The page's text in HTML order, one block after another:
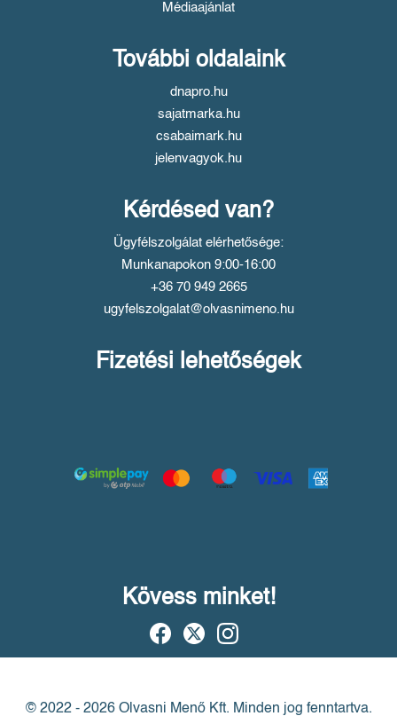
Médiaajánlat
További oldalaink
dnapro.hu
sajatmarka.hu
csabaimark.hu
jelenvagyok.hu
Kérdésed van?
Ügyfélszolgálat elérhetősége:
Munkanapokon 9:00-16:00
+36 70 949 2665
ugyfelszolgalat@olvasnimeno.hu
Fizetési lehetőségek
Kövess minket!
© 2022 - 2026 Olvasni Menő Kft. Minden jog fenntartva.